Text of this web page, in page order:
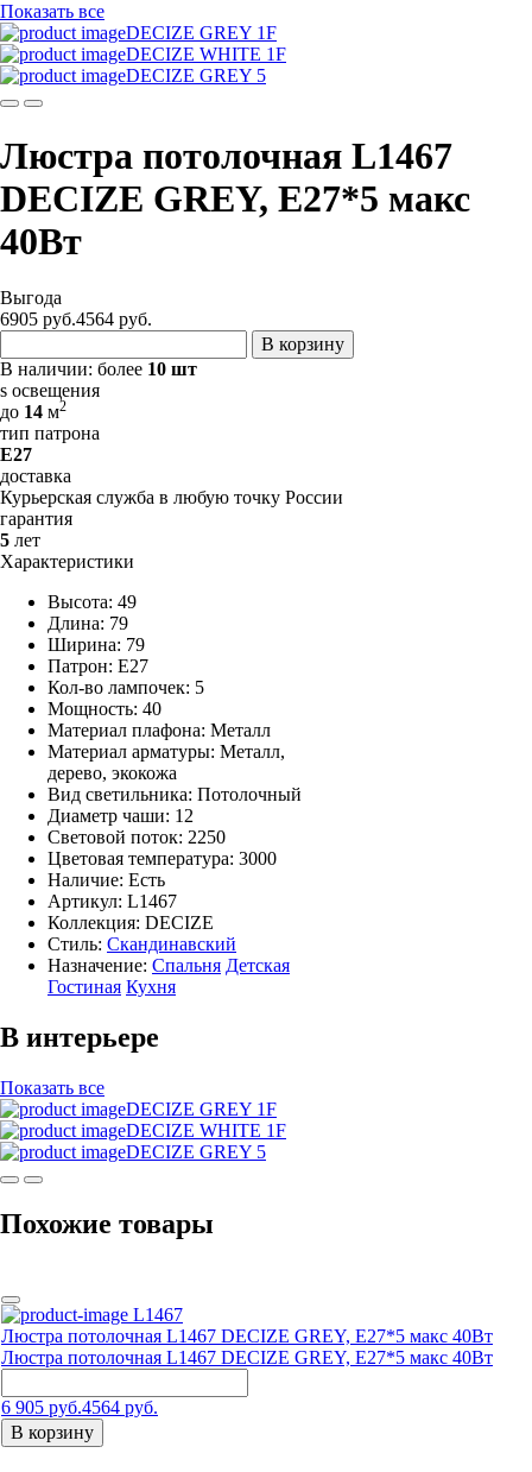
Показать все
DECIZE GREY 1F
DECIZE WHITE 1F
DECIZE GREY 5
Люстра потолочная L1467
DECIZE GREY, Е27*5 макс
40Вт
Выгода
6905 руб.4564 руб.
В корзину
В наличии: более 10 шт
s освещения
до 14 м2
тип патрона
E27
доставка
Курьерская служба в любую точку России
гарантия
5 лет
Характеристики
Высота: 49
Длина: 79
Ширина: 79
Патрон: E27
Кол-во лампочек: 5
Мощность: 40
Материал плафона: Металл
Материал арматуры: Металл,
дерево, экокожа
Вид светильника: Потолочный
Диаметр чаши: 12
Световой поток: 2250
Цветовая температура: 3000
Наличие: Есть
Артикул: L1467
Коллекция: DECIZE
Стиль: Скандинавский
Назначение: Спальня Детская
Гостиная Кухня
В интерьере
Показать все
DECIZE GREY 1F
DECIZE WHITE 1F
DECIZE GREY 5
Похожие товары
L1467
Люстра потолочная L1467 DECIZE GREY, Е27*5 макс 40Вт
Люстра потолочная L1467 DECIZE GREY, Е27*5 макс 40Вт
6 905 руб.4564 руб.
В корзину